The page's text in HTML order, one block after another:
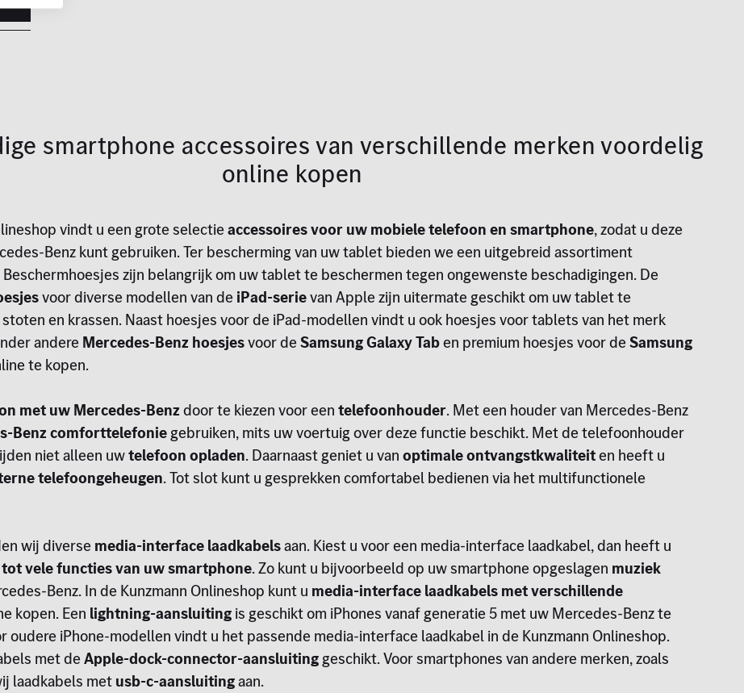
smartphone accessoires van verschillende merken voordelig
online kopen
vindt u een grote selectieaccessoires voor uw mobiele telefoon en smartphone, zodat u deze
Benz kunt gebruiken. Ter bescherming van uw tablet bieden we een uitgebreid assortiment
Beschermhoesjes zijn belangrijk om uw tablet te beschermen tegen ongewenste beschadigingen. De
voor diverse modellen van de iPad-serievan Apple zijn uitermate geschikt om uw tablet te
en krassen. Naast hoesjes voor de iPad-modellen vindt u ook hoesjes voor tablets van het merk
andere Mercedes-Benz hoesjesvoor deSamsung Galaxy Taben premium hoesjes voor deSamsung
te kopen.
met uw Mercedes-Benzdoor te kiezen voor eentelefoonhouder. Met een houder van Mercedes-Benz
Benz comforttelefoniegebruiken, mits uw voertuig over deze functie beschikt. Met de telefoonhouder
niet alleen uwtelefoonopladen. Daarnaast geniet u vanoptimale ontvangstkwaliteiten heeft u
telefoongeheugen. Tot slot kunt u gesprekken comfortabel bedienen via het multifunctionele
wij diverse media-interface laadkabelsaan. Kiest u voor een media-interface laadkabel, dan heeft u
vele functies van uw smartphone. Zo kunt u bijvoorbeeld op uw smartphone opgeslagen muziek
Benz. In de Kunzmann Onlineshop kunt u media-interface laadkabels met verschillende
kopen. Een lightning-aansluitingis geschikt om iPhones vanaf generatie 5 met uw Mercedes-Benz te
oudere iPhone-modellen vindt u het passende media-interface laadkabel in de Kunzmann Onlineshop.
met deApple-dock-connector-aansluitinggeschikt. Voor smartphones van andere merken, zoals
laadkabels metusb-c-aansluitingaan.